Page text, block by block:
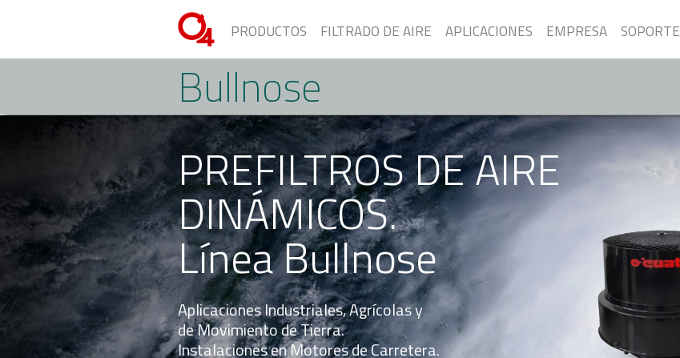
PRODUCTOS FILTRADO DE AIRE APLICACIONES EMPRESA SOPORTE
Bullnose
PREFILTROS DE AIRE
DINÁMICOS.
Línea Bullnose
Aplicaciones Industriales, Agrícolas y
de Movimiento de Tierra.
Instalaciones en Motores de Carretera.